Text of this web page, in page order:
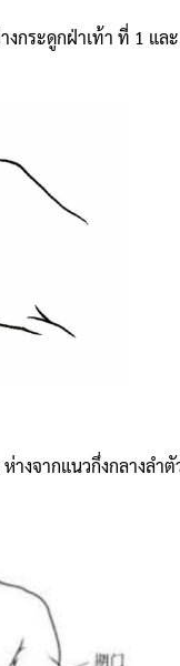
งกระดูกฝ่าเท้า ที่ 1
างจากแนวกึ่งกลางล